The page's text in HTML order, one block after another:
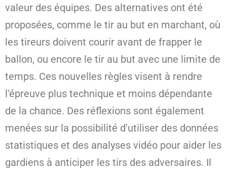
valeur des équipes. Des alternatives ont été
proposées, comme le tir au but en marchant, où
les tireurs doivent courir avant de frapper le
ballon, ou encore le tir au but avec une limite de
temps. Ces nouvelles règles visent à rendre
l'épreuve plus technique et moins dépendante
de la chance. Des réflexions sont également
menées sur la possibilité d'utiliser des données
statistiques et des analyses vidéo pour aider les
gardiens à anticiper les tirs des adversaires. Il